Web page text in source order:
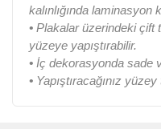
kalınlığında laminasyon
• Plakalar üzerindeki çift
yüzeye yapıştırabilir.
• İç dekorasyonda sade
• Yapıştıracağınız